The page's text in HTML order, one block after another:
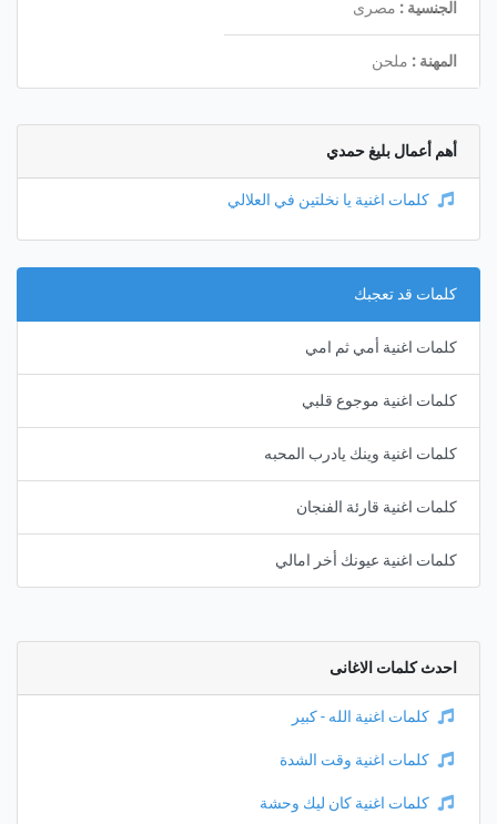
الجنسية : مصرى
المهنة : ملحن
أهم أعمال بليغ حمدي
كلمات اغنية يا نخلتين في العلالي
كلمات قد تعجبك
كلمات اغنية أمي ثم امي
كلمات اغنية موجوع قلبي
كلمات اغنية وينك يادرب المحبه
كلمات اغنية قارئة الفنجان
كلمات اغنية عيونك أخر امالي
احدث كلمات الاغانى
كلمات اغنية الله - كبير
كلمات اغنية وقت الشدة
كلمات اغنية كان ليك وحشة